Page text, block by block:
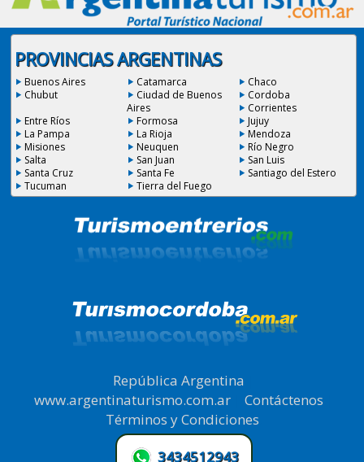
PROVINCIAS ARGENTINAS
Buenos Aires Catamarca
Chaco
Chubut
Ciudad de Buenos
Aires
Cordoba
Corrientes
Entre Ríos
Formosa
Jujuy
La Pampa
La Rioja
Mendoza
Misiones
Neuquen
Río Negro
Salta
San Juan
San Luis
Santa Cruz
Santa Fe
Santiago del Estero
Tucuman
Tierra del Fuego
República Argentina
www.argentinaturismo.com.ar| Contáctenos
Términos y Condiciones
3434512943